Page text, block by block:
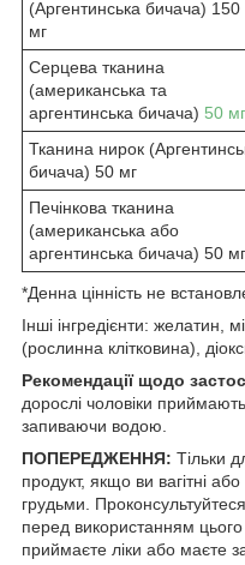
(Аргентинська бичача) 150
мг
Серцева тканина
(американська та
аргентинська бичача) 50 мг
Тканина нирок
бичача) 50 мг
Печінкова тканина
(американська або
аргентинська бичача) 50 мг
*Денна цінність не
Інші інгредієнти: желатин,
(рослинна клітковина),
Рекомендації щодо
дорослі чоловіки
запиваючи водою.
ПОПЕРЕДЖЕННЯ: Тільки
продукт, якщо ви вагітні або
грудьми.
перед використанням
приймаєте ліки або маєте